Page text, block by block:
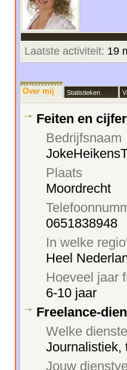
Laatste activiteit: 19
Over mij Statistieken
Feiten en
Bedrijfsnaam
Plaats
Moordrecht
0651838948
In welke
Heel
Hoeveel jaar
6-10 jaar
Freelance-
Welke
Journalistiek,
Jouw